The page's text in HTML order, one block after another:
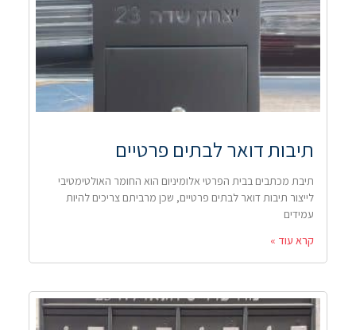
תיבות דואר לבתים פרטיים
תיבת מכתבים בבית הפרטי אלומיניום הוא החומר האולטימטיבי
לייצור תיבות דואר לבתים פרטיים, שכן מרביתם צריכים להיות
עמידים
קרא עוד »